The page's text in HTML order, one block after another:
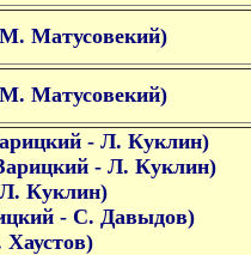
Матусовекий)
Матусовекий)
- Л. Куклин)
- Л. Куклин)
Куклин)
- С. Давыдов)